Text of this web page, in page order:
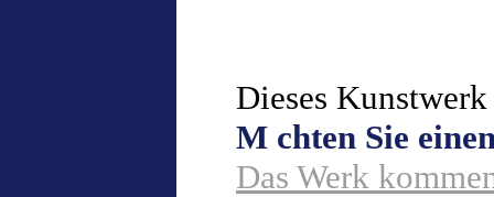
Dieses
M chten Sie
Das Werk